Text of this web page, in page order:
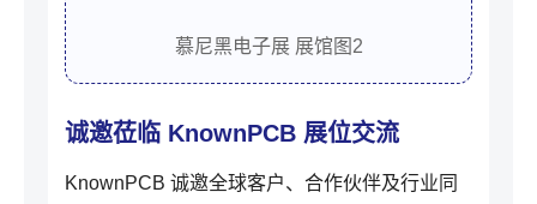
慕尼黑电子展 展馆图2
诚邀莅临 KnownPCB 展位交流
KnownPCB 诚邀全球客户、合作伙伴及行业同